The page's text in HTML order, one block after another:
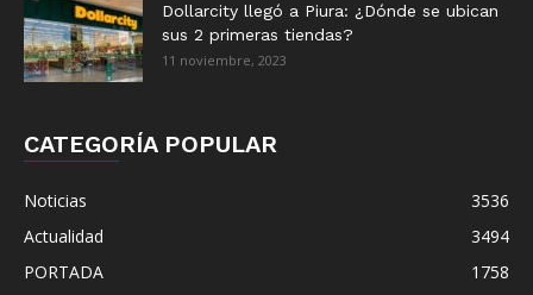
Dollarcity llegó a Piura: ¿Dónde se ubican
sus 2 primeras tiendas?
11 noviembre, 2023
CATEGORÍA POPULAR
Noticias
3536
Actualidad
3494
PORTADA
1758